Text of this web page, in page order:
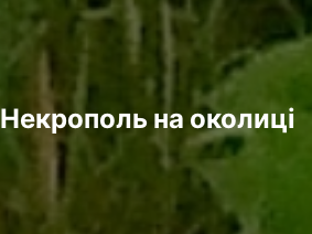
Некрополь на околиці